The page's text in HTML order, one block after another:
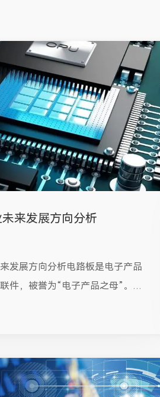
来发展方向分析
发展方向分析电路板是电子产品
件，被誉为“电子产品之母”。电
子信息产业中重要的组...